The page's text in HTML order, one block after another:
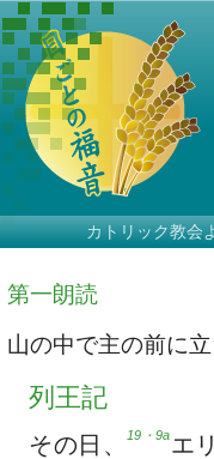
カトリック教会
第一朗読
山の中で主の前に立
列王記
その日、19・9aエ